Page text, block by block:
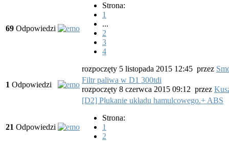
69 Odpowiedzi
Strona:
1
...
2
3
4
rozpoczęty 5 listopada 2015 12:45 przez
1 Odpowiedzi
Filtr paliwa w D1 300tdi
rozpoczęty 8 czerwca 2015 09:12 przez
21 Odpowiedzi
[D2] Płukanie układu hamulcowego.+ ABS
Strona:
1
2